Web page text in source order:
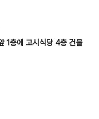
1층에 고시식당 4층 건물